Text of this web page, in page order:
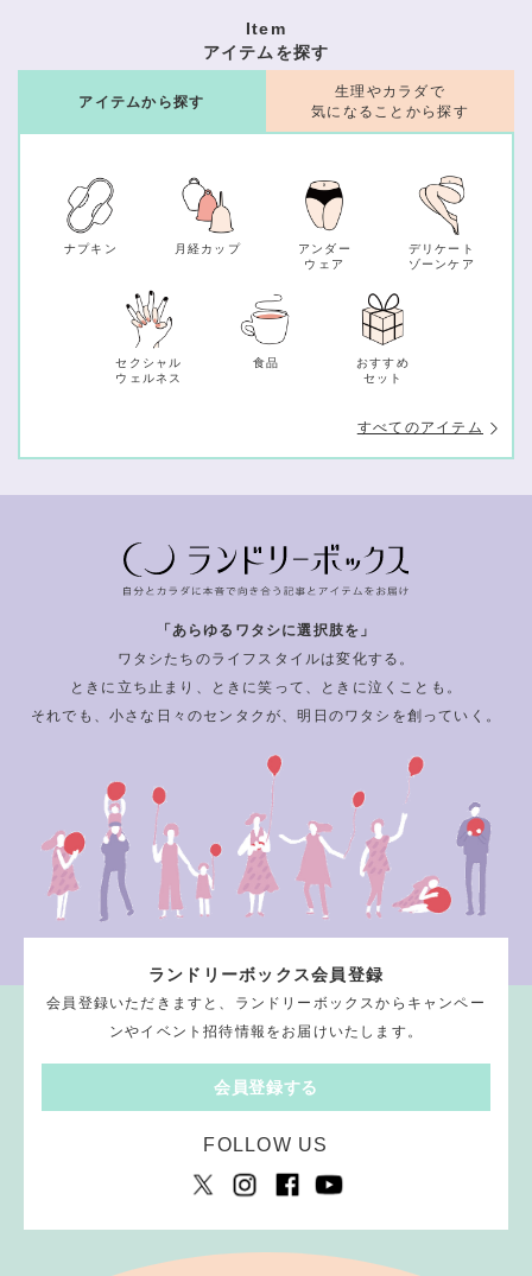
Item
アイテムを探す
アイテムから探す
ナプキン 月経カップ
アンダー
ウェア
デリケート
ゾーンケア
セクシャル
ウェルネス
食品
おすすめ
セット
すべてのアイテム
生理やカラダで
気になることから探す
「あらゆるワタシに選択肢を」
ワタシたちのライフスタイルは変化する。
ときに立ち止まり、ときに笑って、ときに泣くことも。
それでも、小さな日々のセンタクが、明日のワタシを創っていく。
ランドリーボックス会員登録
会員登録いただきますと、ランドリーボックスからキャンペー
ンやイベント招待情報をお届けいたします。
会員登録する
FOLLOW US